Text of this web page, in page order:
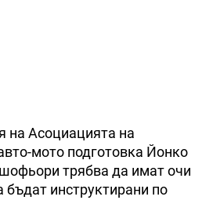
на Асоциацията на
мото подготовка Йонко
трябва да имат очи
бъдат инструктирани по